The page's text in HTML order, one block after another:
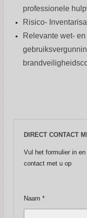
professionele
Risico-
Relevante wet-
DIRECT CONTACT
Vul het formulier in
contact met u op
Naam *